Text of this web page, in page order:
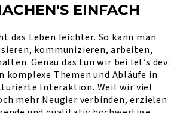
EINFACH
das Leben leichter. So kann man
kommunizieren, arbeiten,
Genau das tun wir bei let’s dev:
komplexe Themen und Abläufe in
Interaktion. Weil wir viel
mehr Neugier verbinden, erzielen